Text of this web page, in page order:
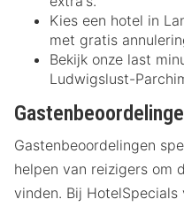
Kies een hotel in
met gratis
Bekijk onze last
Ludwigslust-
Gastenbeoordelingen
helpen van reizigers om
vinden. Bij